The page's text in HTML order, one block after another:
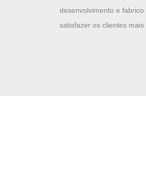
desenvolvimento e
satisfazer os clientes